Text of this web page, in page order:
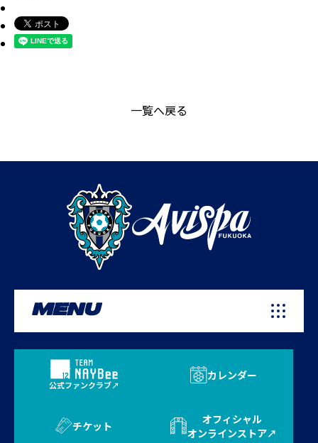
一覧へ戻る
MENU
公式ファンクラブ
カレンダー
チケット
オフィシャル
オンラインストア